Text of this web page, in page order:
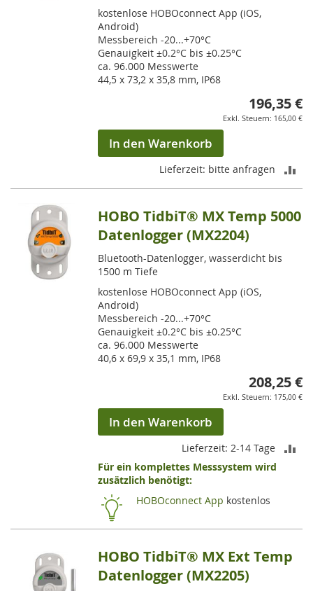
kostenlose HOBOconnect App (iOS,
Android)
Messbereich -20...+70°C
Genauigkeit ±0.2°C bis ±0.25°C
ca. 96.000 Messwerte
44,5 x 73,2 x 35,8 mm, IP68
196,35 €
165,00 €
In den Warenkorb
Lieferzeit: bitte anfragen
HOBO TidbiT® MX Temp 5000
Datenlogger (MX2204)
Bluetooth-Datenlogger, wasserdicht bis
1500 m Tiefe
kostenlose HOBOconnect App (iOS,
Android)
Messbereich -20...+70°C
Genauigkeit ±0.2°C bis ±0.25°C
ca. 96.000 Messwerte
40,6 x 69,9 x 35,1 mm, IP68
208,25 €
175,00 €
In den Warenkorb
Lieferzeit: 2-14 Tage
Für ein komplettes Messsystem wird
zusätzlich benötigt:
HOBOconnect App kostenlos
HOBO TidbiT® MX Ext Temp
Datenlogger (MX2205)